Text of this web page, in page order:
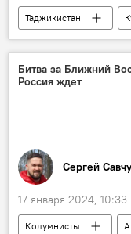
Таджикистан
Битва за Ближний
Россия ждет
Сергей
17 января 2024, 10:33
Колумнисты